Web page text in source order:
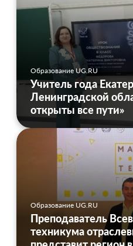
Образование UG.RU
Учитель года
Ленинградской
открыты все пути»
Образование UG.RU
Преподаватель
техникума